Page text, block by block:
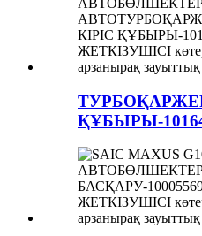
ҚҰБЫРЫ-